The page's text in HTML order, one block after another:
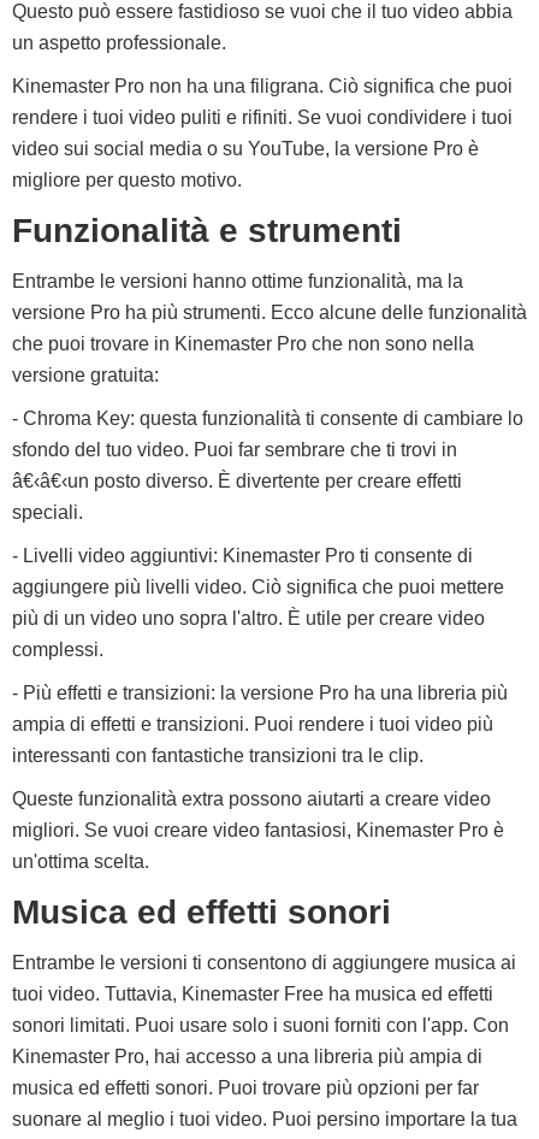
Questo può essere fastidioso se vuoi che il tuo video abbia
un aspetto professionale.
Kinemaster Pro non ha una filigrana. Ciò significa che puoi
rendere i tuoi video puliti e rifiniti. Se vuoi condividere i tuoi
video sui social media o su YouTube, la versione Pro è
migliore per questo motivo.
Funzionalità e strumenti
Entrambe le versioni hanno ottime funzionalità, ma la
versione Pro ha più strumenti. Ecco alcune delle funzionalità
che puoi trovare in Kinemaster Pro che non sono nella
versione gratuita:
- Chroma Key: questa funzionalità ti consente di cambiare lo
sfondo del tuo video. Puoi far sembrare che ti trovi in
â€‹â€‹un posto diverso. È divertente per creare effetti
speciali.
- Livelli video aggiuntivi: Kinemaster Pro ti consente di
aggiungere più livelli video. Ciò significa che puoi mettere
più di un video uno sopra l'altro. È utile per creare video
complessi.
- Più effetti e transizioni: la versione Pro ha una libreria più
ampia di effetti e transizioni. Puoi rendere i tuoi video più
interessanti con fantastiche transizioni tra le clip.
Queste funzionalità extra possono aiutarti a creare video
migliori. Se vuoi creare video fantasiosi, Kinemaster Pro è
un'ottima scelta.
Musica ed effetti sonori
Entrambe le versioni ti consentono di aggiungere musica ai
tuoi video. Tuttavia, Kinemaster Free ha musica ed effetti
sonori limitati. Puoi usare solo i suoni forniti con l'app. Con
Kinemaster Pro, hai accesso a una libreria più ampia di
musica ed effetti sonori. Puoi trovare più opzioni per far
suonare al meglio i tuoi video. Puoi persino importare la tua